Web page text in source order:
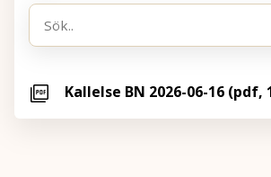
Kallelse BN 2026-06-16 (pdf,